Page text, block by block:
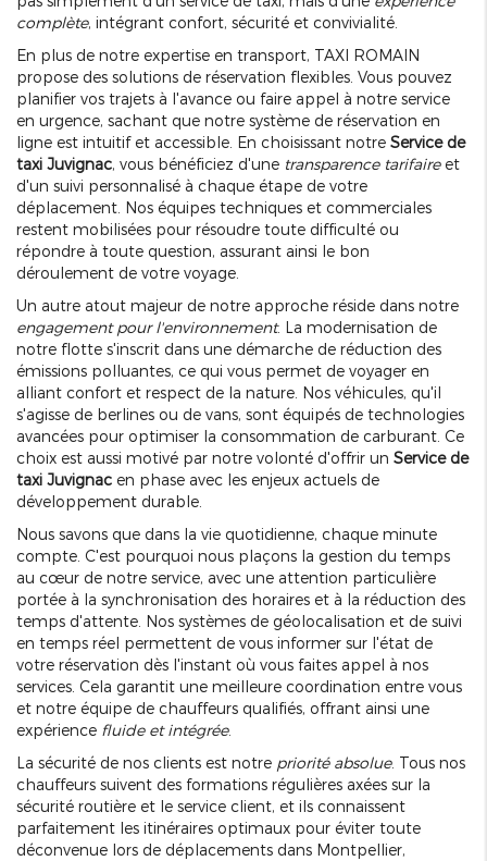
complète, intégrant confort, sécurité et convivialité.
En plus de notre expertise en transport, TAXI ROMAIN
propose des solutions de réservation flexibles. Vous pouvez
planifier vos trajets à l'avance ou faire appel à notre service
en urgence, sachant que notre système de réservation en
ligne est intuitif et accessible. En choisissant notre Service de
taxi Juvignac, vous bénéficiez d'une transparence tarifaireet
d'un suivi personnalisé à chaque étape de votre
déplacement. Nos équipes techniques et commerciales
restent mobilisées pour résoudre toute difficulté ou
répondre à toute question, assurant ainsi le bon
déroulement de votre voyage.
Un autre atout majeur de notre approche réside dans notre
engagement pour l'environnement. La modernisation de
notre flotte s'inscrit dans une démarche de réduction des
émissions polluantes, ce qui vous permet de voyager en
alliant confort et respect de la nature. Nos véhicules, qu'il
s'agisse de berlines ou de vans, sont équipés de technologies
avancées pour optimiser la consommation de carburant. Ce
choix est aussi motivé par notre volonté d'offrir un Service de
taxi Juvignac en phase avec les enjeux actuels de
développement durable.
Nous savons que dans la vie quotidienne, chaque minute
compte. C'est pourquoi nous plaçons la gestion du temps
au cœur de notre service, avec une attention particulière
portée à la synchronisation des horaires et à la réduction des
temps d'attente. Nos systèmes de géolocalisation et de suivi
en temps réel permettent de vous informer sur l'état de
votre réservation dès l'instant où vous faites appel à nos
services. Cela garantit une meilleure coordination entre vous
et notre équipe de chauffeurs qualifiés, offrant ainsi une
expérience fluide et intégrée.
La sécurité de nos clients est notre priorité absolue. Tous nos
chauffeurs suivent des formations régulières axées sur la
sécurité routière et le service client, et ils connaissent
parfaitement les itinéraires optimaux pour éviter toute
déconvenue lors de déplacements dans Montpellier,